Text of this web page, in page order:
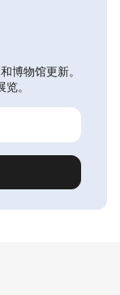
博物馆更新。
。